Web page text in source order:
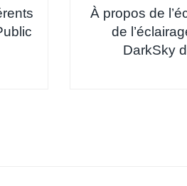
À propos de
de
DarkSky